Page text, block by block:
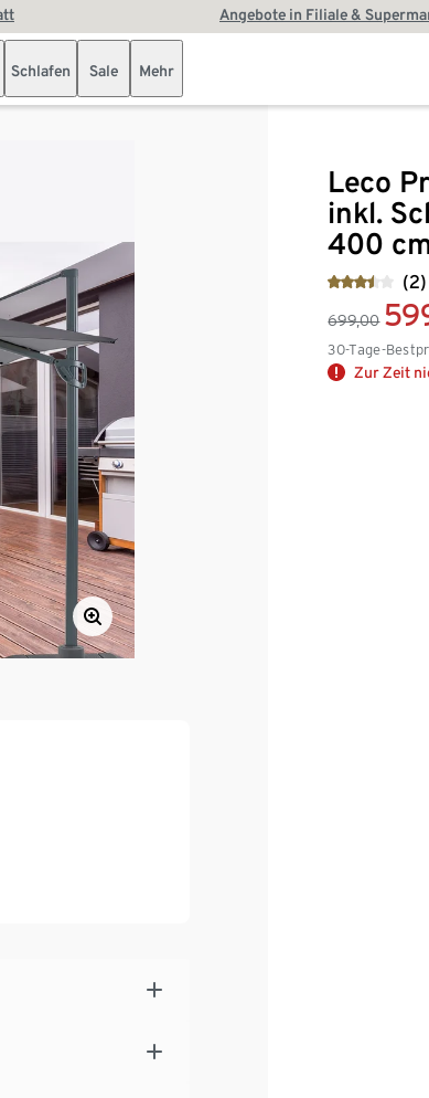
Angebote in Filiale &
Schlafen Sale Mehr
Leco
inkl.
400
(2)
699,00
30-Tage-
Zur Zeit